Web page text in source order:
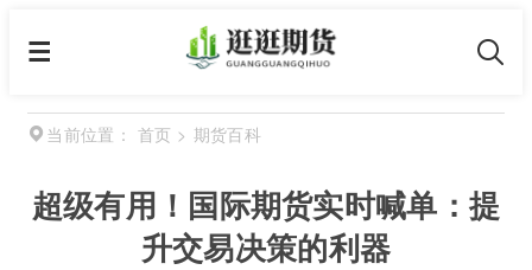
当前位置： 首页 > 期货百科
超级有用！国际期货实时喊单：提
升交易决策的利器